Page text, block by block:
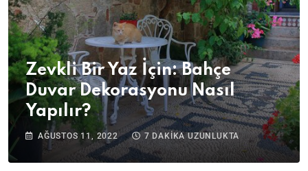
Zevkli Bir Yaz İçin: Bahçe
Duvar Dekorasyonu Nasıl
Yapılır?
AĞUSTOS 11, 2022 7 DAKIKA UZUNLUKTA